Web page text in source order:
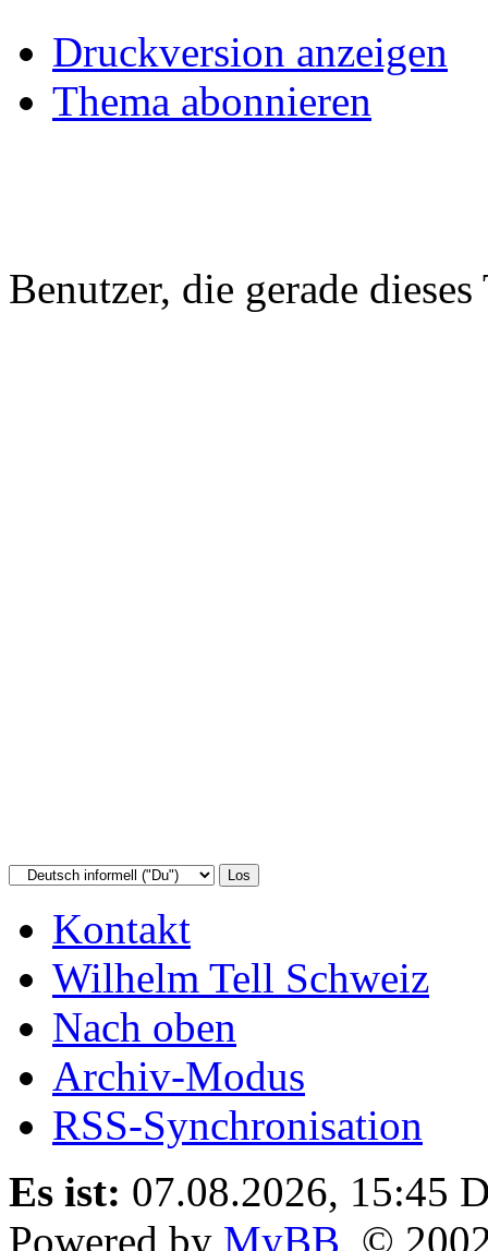
Druckversion anzeigen
Thema abonnieren
Benutzer, die gerade
Kontakt
Wilhelm Tell Schweiz
Nach oben
Archiv-Modus
RSS-Synchronisation
Es ist: 07.08.2026, 15:45
Powered by MyBB, ©